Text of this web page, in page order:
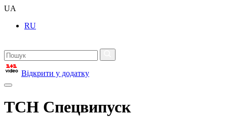
UA
RU
Відкрити у додатку
ТСН Спецвипуск